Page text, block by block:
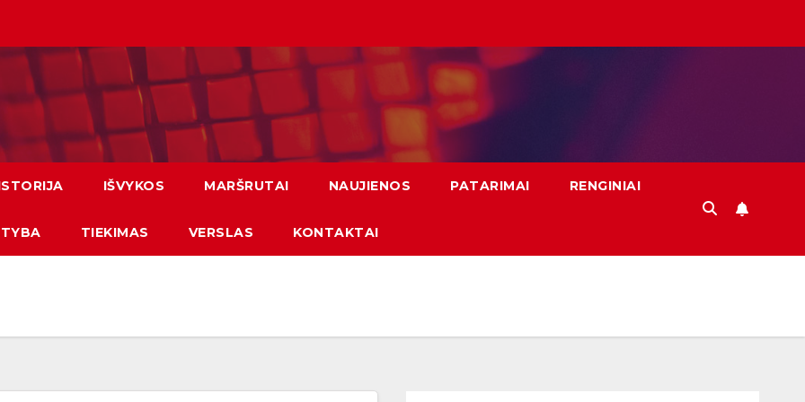
IŠVYKOS MARŠRUTAI NAUJIENOS PATARIMAI RENGINIAI
TIEKIMAS VERSLAS KONTAKTAI